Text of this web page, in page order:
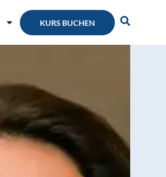
KURS BUCHEN